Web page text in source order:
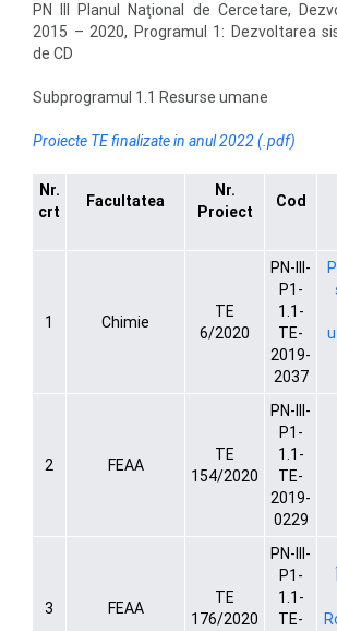
PN III Planul Naţional de Cercetare,
2015 – 2020, Programul 1: Dezvoltarea
de CD
Subprogramul 1.1 Resurse umane
Proiecte TE finalizate in anul 2022 (.pdf)
Nr.
crt
Facultatea
Nr.
Proiect
Cod
1 Chimie
TE
6/2020
PN-III-
P1-
1.1-
TE-
2019-
2037
2 FEAA
TE
154/2020
PN-III-
P1-
1.1-
TE-
2019-
0229
3 FEAA
TE
176/2020
PN-III-
P1-
1.1-
TE-